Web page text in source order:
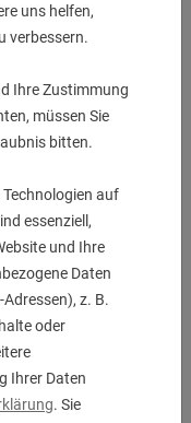
uns helfen,
verbessern.
Ihre Zustimmung
müssen Sie
bitten.
auf
essenziell,
und Ihre
Daten
z. B.
oder
Ihrer Daten
. Sie